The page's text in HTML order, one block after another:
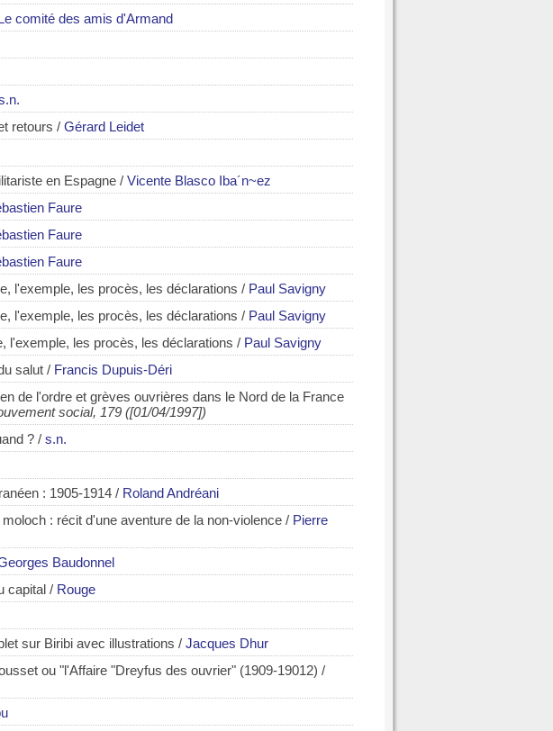
comité des amis d'Armand
retours / Gérard Leidet
en Espagne / Vicente Blasco Iba´n~ez
Faure
Faure
Faure
l'exemple, les procès, les déclarations / Paul Savigny
l'exemple, les procès, les déclarations / Paul Savigny
l'exemple, les procès, les déclarations / Paul Savigny
salut / Francis Dupuis-Déri
de l'ordre et grèves ouvrières dans le Nord de la France
social, 179 ([01/04/1997])
? / s.n.
: 1905-1914 / Roland Andréani
moloch : récit d'une aventure de la non-violence / Pierre
Baudonnel
capital / Rouge
sur Biribi avec illustrations / Jacques Dhur
ou "l'Affaire "Dreyfus des ouvrier" (1909-19012) /